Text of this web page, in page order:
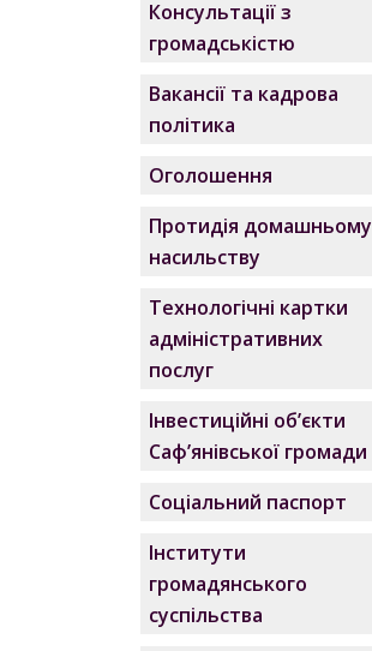
Консультації з
громадськістю
Вакансії та кадрова
політика
Оголошення
Протидія домашньому
насильству
Технологічні картки
адміністративних
послуг
Інвестиційні об’єкти
Саф’янівської громади
Соціальний паспорт
Інститути
громадянського
суспільства